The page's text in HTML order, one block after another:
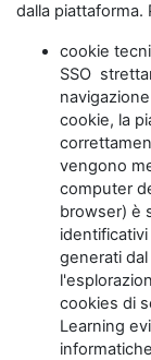
dalla piattaforma.
cookie
SSO
cookie, la
vengono
computer
browser) è
generati
cookies di
Learning